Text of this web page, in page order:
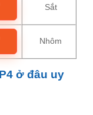
Sắt
Nhôm
ở đâu uy